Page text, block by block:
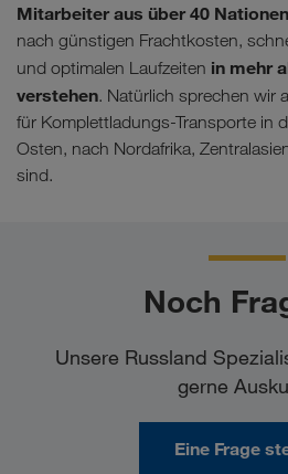
Mitarbeiter aus über 40 Nationen
nach günstigen Frachtkosten,
und optimalen Laufzeiten in mehr
verstehen. Natürlich sprechen wir
für Komplettladungs-Transporte in
Osten, nach Nordafrika,
sind.
Noch
Unsere Russland
gerne
Eine Frage